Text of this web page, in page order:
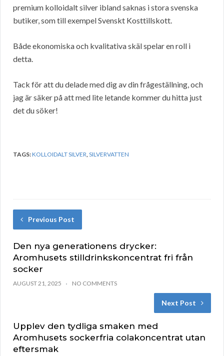
premium kolloidalt silver ibland saknas i stora svenska
butiker, som till exempel Svenskt Kosttillskott.
Både ekonomiska och kvalitativa skäl spelar en roll i
detta.
Tack för att du delade med dig av din frågeställning, och
jag är säker på att med lite letande kommer du hitta just
det du söker!
TAGS:KOLLOIDALT SILVER,SILVERVATTEN
Previous Post
Den nya generationens drycker:
Aromhusets stilldrinkskoncentrat fri från
socker
AUGUST 21, 2025 NO COMMENTS
Next Post
Upplev den tydliga smaken med
Aromhusets sockerfria colakoncentrat utan
eftersmak